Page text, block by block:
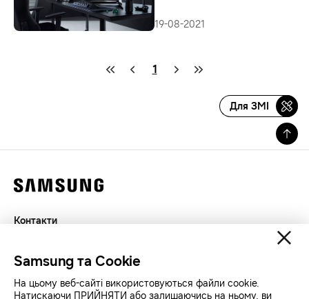
19-08-2021
1
Для ЗМІ
Контакти
Конфіденційність
SAMSUNG.COM
Samsung та Cookie
На цьому веб-сайті використовуються файли cookie.
Натискаючи ПРИЙНЯТИ або залишаючись на ньому, ви